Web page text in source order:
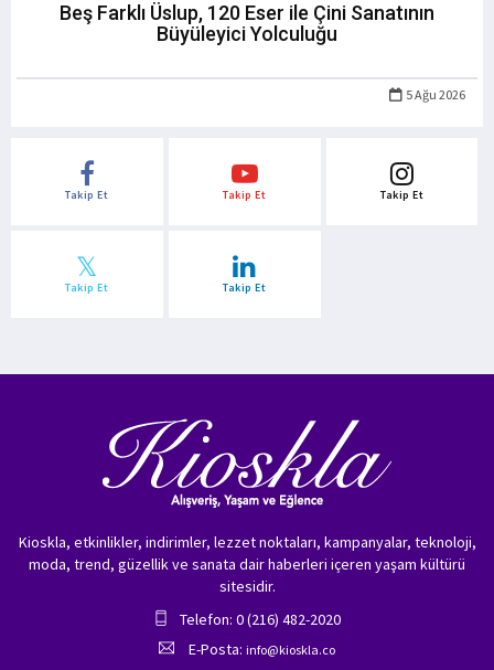
Beş Farklı Üslup, 120 Eser ile Çini Sanatının
Büyüleyici Yolculuğu
5 Ağu 2026
Takip Et Takip Et Takip Et
Takip Et Takip Et
Kioskla, etkinlikler, indirimler, lezzet noktaları, kampanyalar, teknoloji,
moda, trend, güzellik ve sanata dair haberleri içeren yaşam kültürü
sitesidir.
Telefon: 0 (216) 482-2020
E-Posta: info@kioskla.co